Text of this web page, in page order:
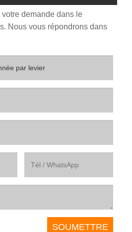
demande dans le
Nous vous répondrons dans